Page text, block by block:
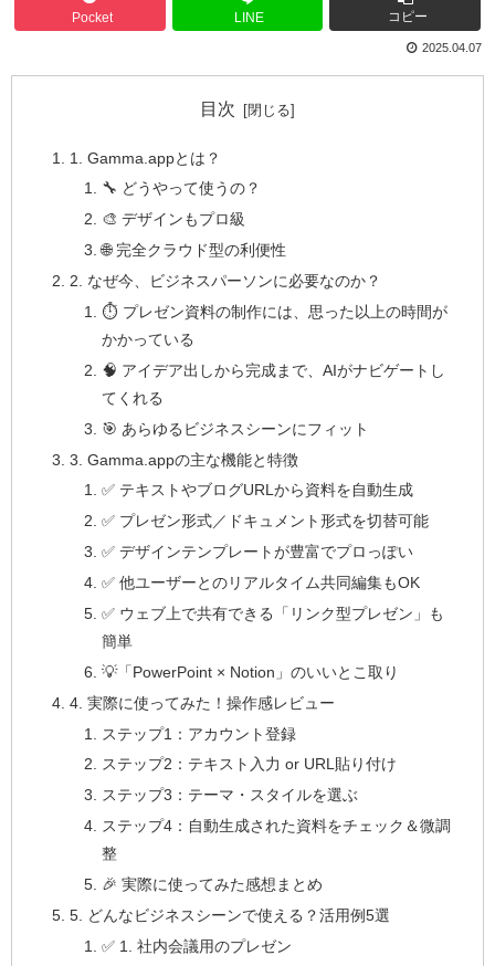
Pocket LINE コピー
2025.04.07
目次
1. Gamma.appとは？
🔧 どうやって使うの？
🎨 デザインもプロ級
🌐 完全クラウド型の利便性
2. なぜ今、ビジネスパーソンに必要なのか？
⏱ プレゼン資料の制作には、思った以上の時間が
かかっている
🧠 アイデア出しから完成まで、AIがナビゲートし
てくれる
🎯 あらゆるビジネスシーンにフィット
3. Gamma.appの主な機能と特徴
✅ テキストやブログURLから資料を自動生成
✅ プレゼン形式／ドキュメント形式を切替可能
✅ デザインテンプレートが豊富でプロっぽい
✅ 他ユーザーとのリアルタイム共同編集もOK
✅ ウェブ上で共有できる「リンク型プレゼン」も
簡単
💡「PowerPoint × Notion」のいいとこ取り
4. 実際に使ってみた！操作感レビュー
ステップ1：アカウント登録
ステップ2：テキスト入力 or URL貼り付け
ステップ3：テーマ・スタイルを選ぶ
ステップ4：自動生成された資料をチェック＆微調
整
🎉 実際に使ってみた感想まとめ
5. どんなビジネスシーンで使える？活用例5選
✅ 1. 社内会議用のプレゼン